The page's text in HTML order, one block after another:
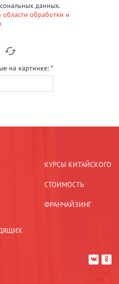
данных.
области обработки и
на картинке: *
КУРСЫ КИТАЙСКОГО
СТОИМОСТЬ
ФРАНЧАЙЗИНГ
 